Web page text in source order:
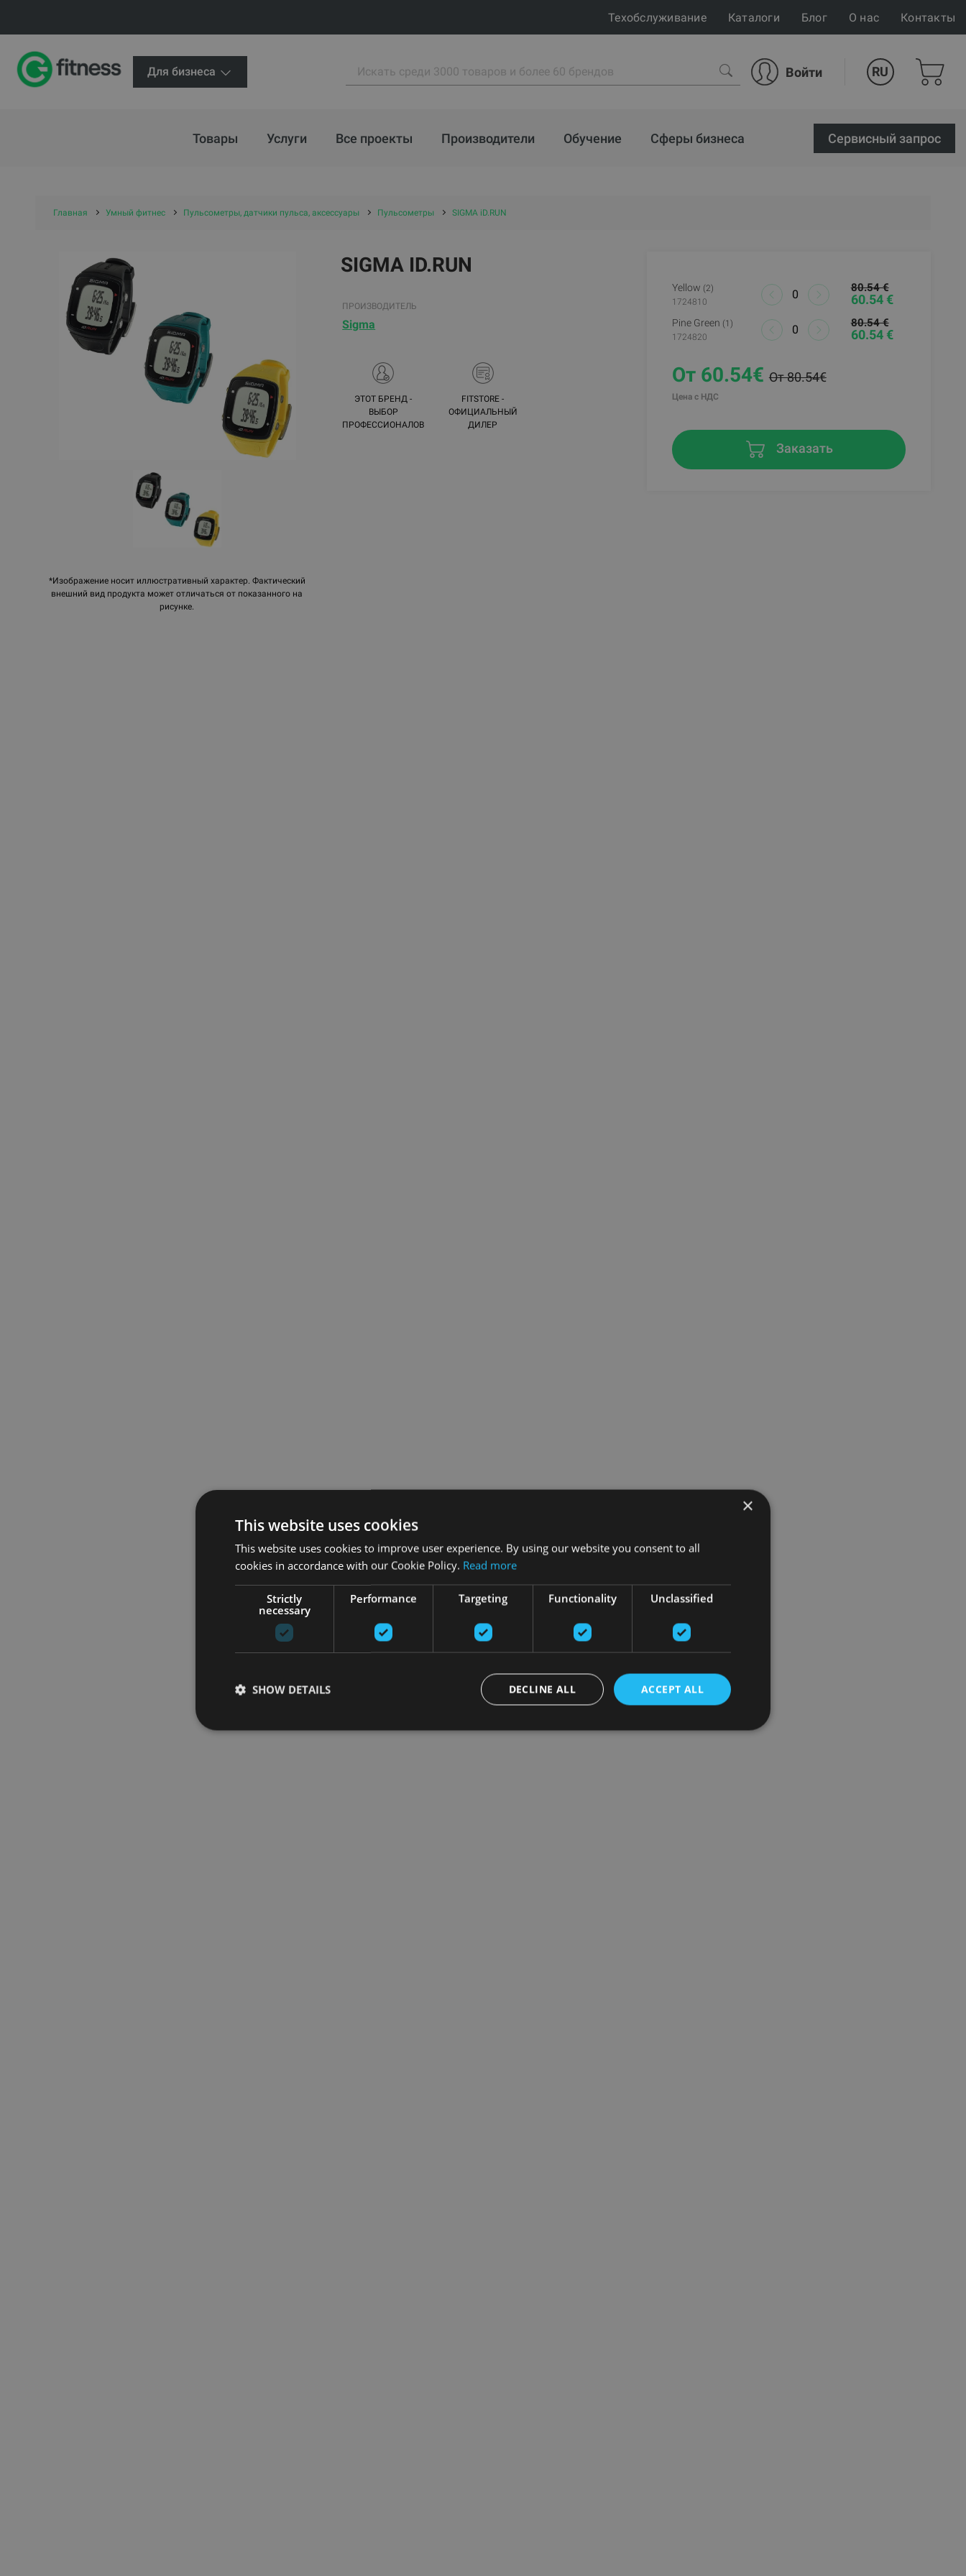
Техобслуживание Каталоги Блог О нас Контакты
Для бизнеса Войти RU
Товары Услуги Все проекты Производители Обучение Сферы бизнеса Cервисный запрос
Главная Умный фитнес Пульсометры, датчики пульса, аксессуары Пульсометры SIGMA iD.RUN
*Изображение носит иллюстративный характер. Фактический
внешний вид продукта может отличаться от показанного на
рисунке.
SIGMA ID.RUN
ПРОИЗВОДИТЕЛЬ
Sigma
ЭТОТ БРЕНД -
ВЫБОР
ПРОФЕССИОНАЛОВ
FITSTORE -
ОФИЦИАЛЬНЫЙ
ДИЛЕР
Yellow (2)
1724810
80.54 €
60.54 €
Pine Green (1)
1724820
80.54 €
60.54 €
От 60.54€От 80.54€
Цена с НДС
Заказать
×
This website uses cookies
This website uses cookies to improve user experience. By using our website you consent to all
cookies in accordance with our Cookie Policy. Read more
Strictly
necessary
Performance Targeting Functionality Unclassified
ACCEPT ALL
DECLINE ALL
SHOW DETAILS